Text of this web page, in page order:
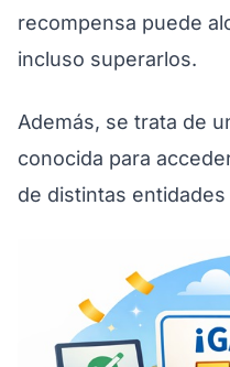
recompensa puede
incluso superarlos.
Además, se trata de
conocida para
de distintas